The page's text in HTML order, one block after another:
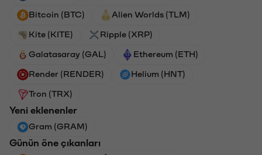
Bitcoin (BTC) Alien Worlds (TLM)
Kite (KITE) Ripple (XRP)
Galatasaray (GAL) Ethereum (ETH)
Render (RENDER) Helium (HNT)
Tron (TRX)
Yeni eklenenler
Gram (GRAM)
Günün öne çıkanları